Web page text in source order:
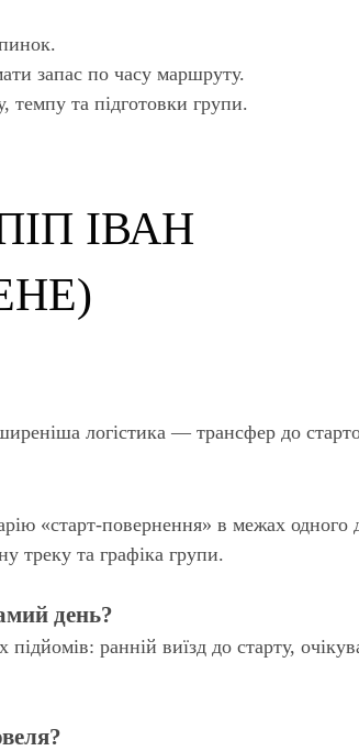
запас по часу маршруту.
темпу та підготовки групи.
ІВАН
логістика — трансфер до
«старт-повернення» в межах
треку та графіка групи.
день?
ранній виїзд до старту,